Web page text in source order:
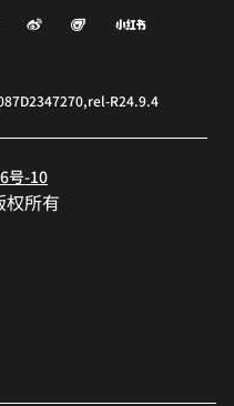
微信 微博 飞猪 小红书
R24.9.4
号-10
所有